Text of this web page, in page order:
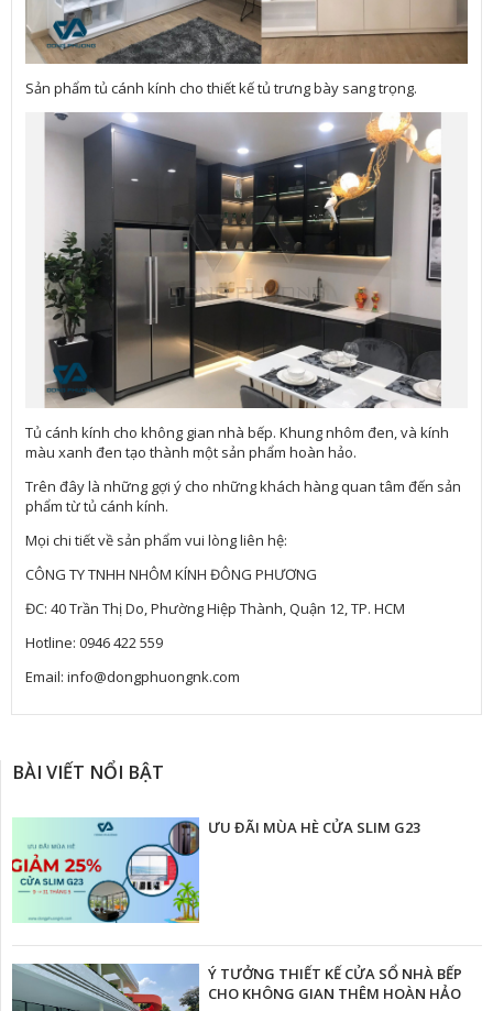
Sản phẩm tủ cánh kính cho thiết kế tủ trưng bày sang trọng.
Tủ cánh kính cho không gian nhà bếp. Khung nhôm đen, và kính
màu xanh đen tạo thành một sản phẩm hoàn hảo.
Trên đây là những gợi ý cho những khách hàng quan tâm đến sản
phẩm từ tủ cánh kính.
Mọi chi tiết về sản phẩm vui lòng liên hệ:
CÔNG TY TNHH NHÔM KÍNH ĐÔNG PHƯƠNG
ĐC: 40 Trần Thị Do, Phường Hiệp Thành, Quận 12, TP. HCM
Hotline: 0946 422 559
Email: info@dongphuongnk.com
BÀI VIẾT NỔI BẬT
ƯU ĐÃI MÙA HÈ CỬA SLIM G23
Ý TƯỞNG THIẾT KẾ CỬA SỔ NHÀ BẾP
CHO KHÔNG GIAN THÊM HOÀN HẢO